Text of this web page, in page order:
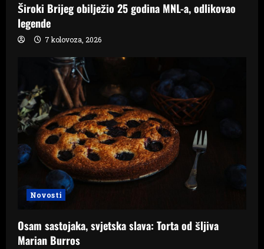
Široki Brijeg obilježio 25 godina MNL-a, odlikovao
legende
7 kolovoza, 2026
Novosti
Osam sastojaka, svjetska slava: Torta od šljiva
Marian Burros